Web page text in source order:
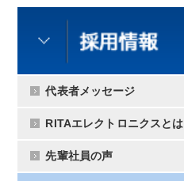
代表者メッセージ
RITAエレクトロニクスとは
先輩社員の声